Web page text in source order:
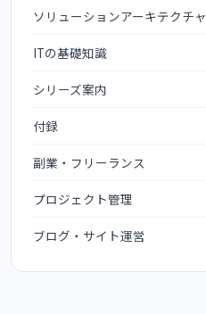
ソリューションアーキテクチャ
ITの基礎知識
シリーズ案内
付録
副業・フリーランス
プロジェクト管理
ブログ・サイト運営